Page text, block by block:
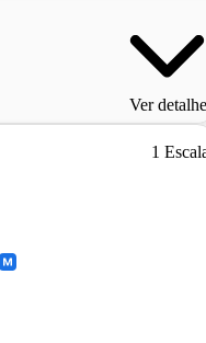
Ver
1